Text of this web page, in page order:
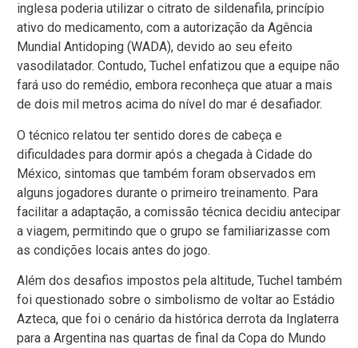
inglesa poderia utilizar o citrato de sildenafila, princípio
ativo do medicamento, com a autorização da Agência
Mundial Antidoping (WADA), devido ao seu efeito
vasodilatador. Contudo, Tuchel enfatizou que a equipe não
fará uso do remédio, embora reconheça que atuar a mais
de dois mil metros acima do nível do mar é desafiador.
O técnico relatou ter sentido dores de cabeça e
dificuldades para dormir após a chegada à Cidade do
México, sintomas que também foram observados em
alguns jogadores durante o primeiro treinamento. Para
facilitar a adaptação, a comissão técnica decidiu antecipar
a viagem, permitindo que o grupo se familiarizasse com
as condições locais antes do jogo.
Além dos desafios impostos pela altitude, Tuchel também
foi questionado sobre o simbolismo de voltar ao Estádio
Azteca, que foi o cenário da histórica derrota da Inglaterra
para a Argentina nas quartas de final da Copa do Mundo